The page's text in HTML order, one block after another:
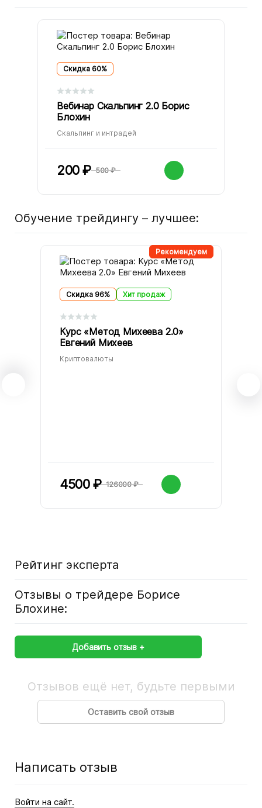
Скидка 60%
Средняя оценка 0.0 из 5 на основании 0 голосов
Вебинар Скальпинг 2.0 Борис
Блохин
Скальпинг и интрадей
200₽ 500₽
Обучение трейдингу – лучшее:
Скидка 96%
Рекомендуем
Хит продаж
Средняя оценка 0.0 из 5 на основании 0
Курс «Метод Михеева 2.0»
Евгений Михеев
Криптовалюты
4500₽ 126000₽
Рейтинг эксперта
Отзывы о трейдере Борисе
Блохине:
Добавить отзыв
Отзывов ещё нет, будьте первыми
Оставить свой отзыв
Написать отзыв
Войти на сайт.